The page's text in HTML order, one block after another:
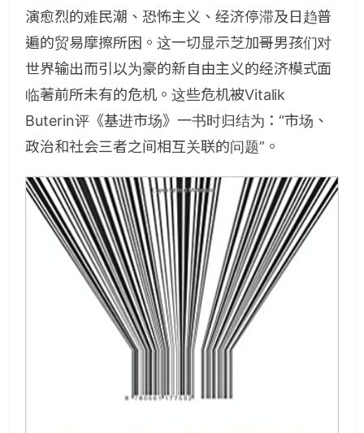
演愈烈的难民潮、恐怖主义、经济停滞及日趋普
遍的贸易摩擦所困。这一切显示芝加哥男孩们对
世界输出而引以为豪的新自由主义的经济模式面
临著前所未有的危机。这些危机被Vitalik
Buterin评《基进市场》一书时归结为：“市场、
政治和社会三者之间相互关联的问题”。